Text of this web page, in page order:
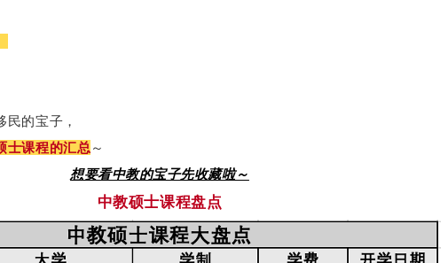
民的宝子，
士课程的汇总 ～
想要看中教的宝子先收藏啦～
中教硕士课程盘点